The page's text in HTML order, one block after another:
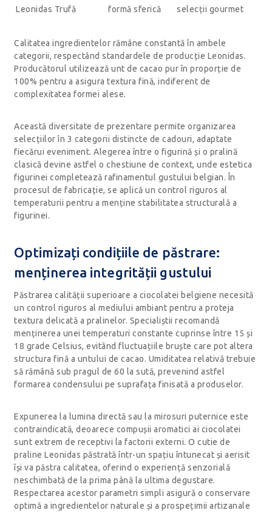
Leonidas Trufă formă sferică selecții gourmet
Calitatea ingredientelor rămâne constantă în ambele
categorii, respectând standardele de producție Leonidas.
Producătorul utilizează unt de cacao pur în proporție de
100% pentru a asigura textura fină, indiferent de
complexitatea formei alese.
Această diversitate de prezentare permite organizarea
selecțiilor în 3 categorii distincte de cadouri, adaptate
fiecărui eveniment. Alegerea între o figurină și o pralină
clasică devine astfel o chestiune de context, unde estetica
figurinei completează rafinamentul gustului belgian. În
procesul de fabricație, se aplică un control riguros al
temperaturii pentru a menține stabilitatea structurală a
figurinei.
Optimizați condițiile de păstrare:
menținerea integrității gustului
Păstrarea calității superioare a ciocolatei belgiene necesită
un control riguros al mediului ambiant pentru a proteja
textura delicată a pralinelor. Specialiștii recomandă
menținerea unei temperaturi constante cuprinse între 15 și
18 grade Celsius, evitând fluctuațiile bruște care pot altera
structura fină a untului de cacao. Umiditatea relativă trebuie
să rămână sub pragul de 60 la sută, prevenind astfel
formarea condensului pe suprafața finisată a produselor.
Expunerea la lumina directă sau la mirosuri puternice este
contraindicată, deoarece compușii aromatici ai ciocolatei
sunt extrem de receptivi la factorii externi. O cutie de
praline Leonidas păstrată într-un spațiu întunecat și aerisit
își va păstra calitatea, oferind o experiență senzorială
neschimbată de la prima până la ultima degustare.
Respectarea acestor parametri simpli asigură o conservare
optimă a ingredientelor naturale și a prospețimii artizanale